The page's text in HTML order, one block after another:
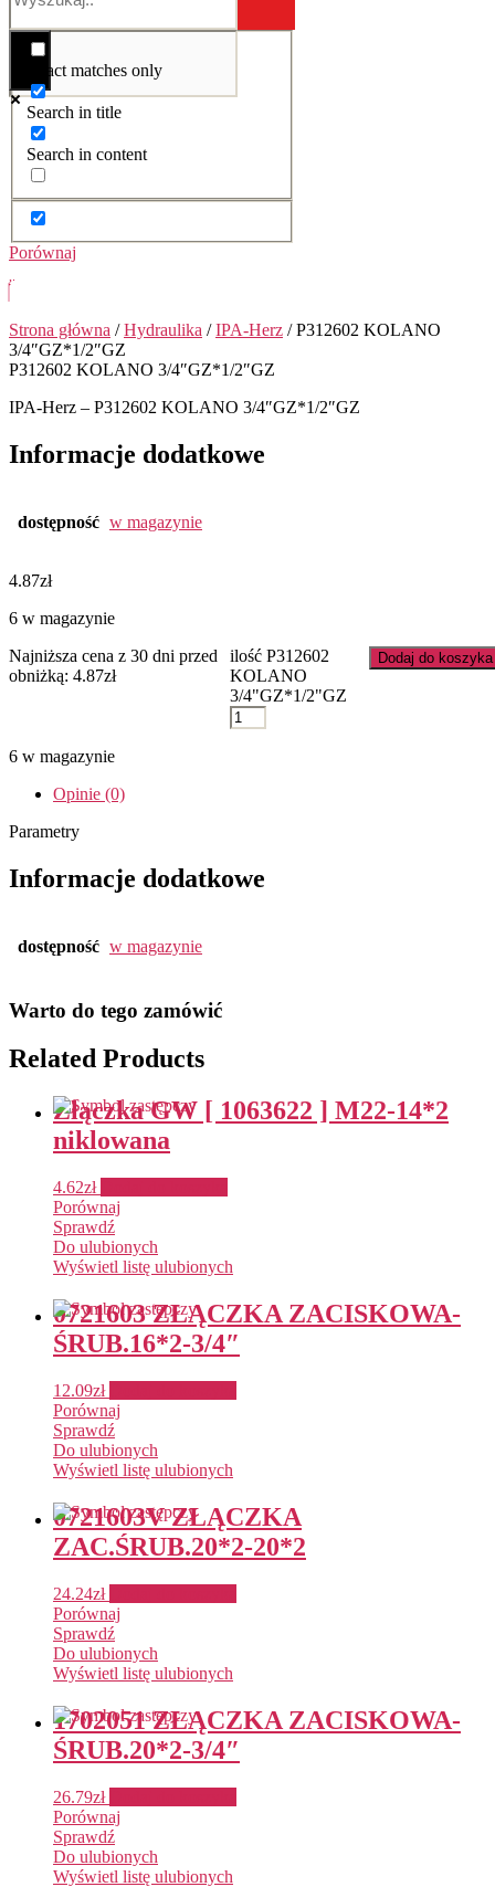
Exact matches only
Search in title
Search in content
Porównaj
Strona główna /Hydraulika /IPA-Herz / P312602 KOLANO
3/4″GZ*1/2″GZ
P312602 KOLANO 3/4″GZ*1/2″GZ
IPA-Herz – P312602 KOLANO 3/4″GZ*1/2″GZ
Informacje dodatkowe
dostępność w magazynie
4.87zł
6 w magazynie
Najniższa cena z 30 dni przed
obniżką: 4.87zł
ilość P312602
KOLANO
3/4"GZ*1/2"GZ
Dodaj do koszyka
6 w magazynie
Opinie (0)
Parametry
Informacje dodatkowe
dostępność w magazynie
Warto do tego zamówić
Related Products
Złączka GW [ 1063622 ] M22-14*2
niklowana
4.62zł
Porównaj
Sprawdź
Do ulubionych
Wyświetl listę ulubionych
0721603 ZŁĄCZKA ZACISKOWA-
ŚRUB.16*2-3/4″
12.09zł
Porównaj
Sprawdź
Do ulubionych
Wyświetl listę ulubionych
0721603V ZŁĄCZKA
ZAC.ŚRUB.20*2-20*2
24.24zł
Porównaj
Sprawdź
Do ulubionych
Wyświetl listę ulubionych
1702051 ZŁĄCZKA ZACISKOWA-
ŚRUB.20*2-3/4″
26.79zł
Porównaj
Sprawdź
Do ulubionych
Wyświetl listę ulubionych